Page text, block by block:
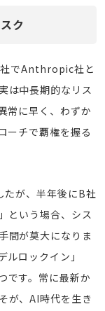
ク
社でAnthropic社と
は中長期的なリス
常に早く、わずか
ーチで覇権を握る
たが、半年後にB社
という場合、シス
間が莫大になりま
ロックイン」
です。常に最新か
が、AI時代を生き